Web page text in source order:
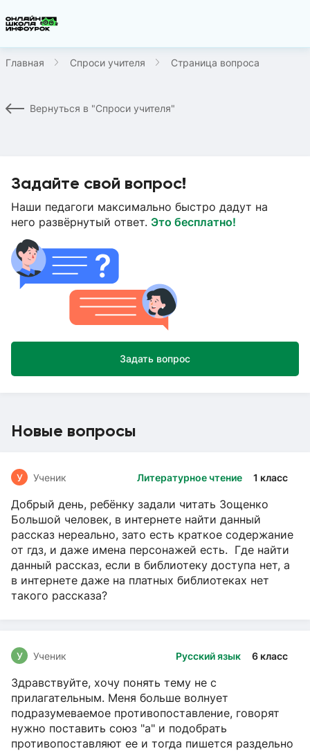
Главная Спроси учителя Страница вопроса
Вернуться в "Спроси учителя"
Задайте свой вопрос!
Наши педагоги максимально быстро дадут на
него развёрнутый ответ. Это бесплатно!
Задать вопрос
Новые вопросы
Литературное чтение 1 класс
У Ученик
Добрый день, ребёнку задали читать Зощенко
Большой человек, в интернете найти данный
рассказ нереально, зато есть краткое содержание
от гдз, и даже имена персонажей есть. Где найти
данный рассказ, если в библиотеку доступа нет, а
в интернете даже на платных библиотеках нет
такого рассказа?
Русский язык 6 класс
У Ученик
Здравствуйте, хочу понять тему не с
прилагательным. Меня больше волнует
подразумеваемое противопоставление, говорят
нужно поставить союз "а" и подобрать
противопоставляют ее и тогда пишется раздельно